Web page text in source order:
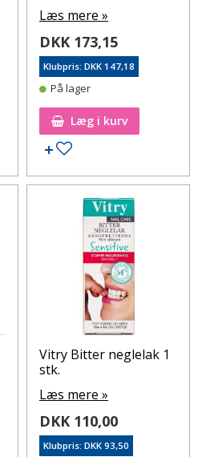
Læs mere »
DKK 173,15
Klubpris: DKK 147,18
På lager
Læg i kurv
Tilføj til ønskeseddel
Vitry Bitter neglelak 1
stk.
Læs mere »
DKK 110,00
Klubpris: DKK 93,50